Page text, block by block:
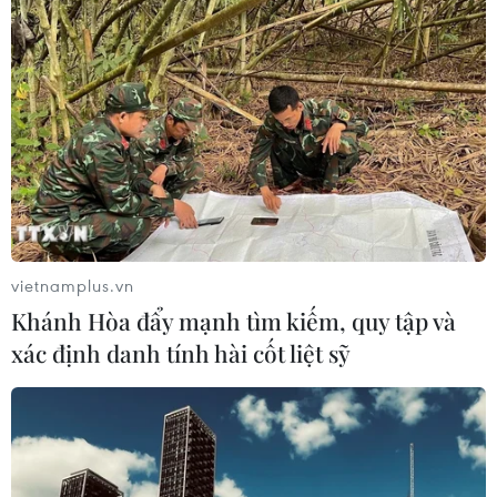
04/08/2026 14:08
Ngành Trí tuệ Nhân tạo của Trung
Quốc vượt mốc 1.200 tỷ NDT trong
năm 2025
04/08/2026 13:20
CƠ QUAN CHỦ QUẢN: THÔNG TẤN XÃ VIỆT NAM
vietnamplus.vn
Khánh Hòa đẩy mạnh tìm kiếm, quy tập và
xác định danh tính hài cốt liệt sỹ